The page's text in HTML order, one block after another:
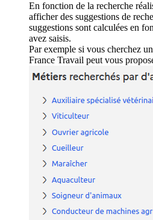
En fonction de la recherche
afficher des suggestions de
suggestions sont calculées en
avez saisis.
Par exemple si vous cherchez
France Travail peut vous